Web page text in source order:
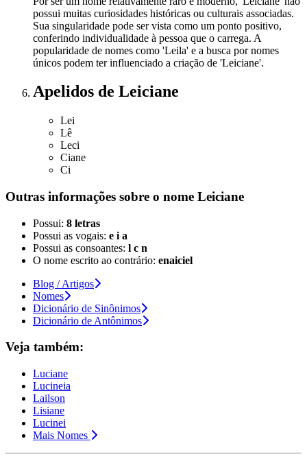
possui muitas curiosidades históricas ou culturais associadas.
Sua singularidade pode ser vista como um ponto positivo,
conferindo individualidade à pessoa que o carrega. A
popularidade de nomes como 'Leila' e a busca por nomes
únicos podem ter influenciado a criação de 'Leiciane'.
Apelidos de Leiciane
Lei
Lê
Leci
Ciane
Ci
Outras informações sobre o nome Leiciane
Possui: 8 letras
Possui as vogais: e i a
Possui as consoantes: l c n
O nome escrito ao contrário: enaiciel
Blog / Artigos
Nomes
Dicionário de Sinônimos
Dicionário de Antônimos
Veja também:
Luciane
Lucineia
Lailson
Lisiane
Lucinei
Mais Nomes